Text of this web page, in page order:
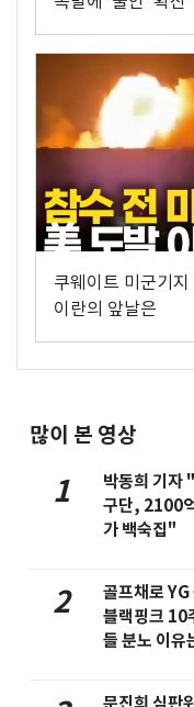
쿠웨이트 미군기
이란의 앞날은
많이 본 영상
1
박동희 기자
구단, 2100
가 백숙집"
2
골프채로
블랙핑크 10
들 분노 이유